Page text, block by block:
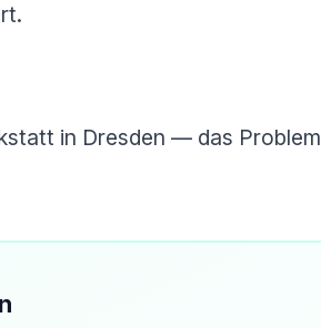
in Dresden — das Problem